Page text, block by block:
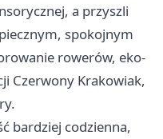
a przyszli
spokojnym
rowerów, eko-
Czerwony Krakowiak,
bardziej codzienna,